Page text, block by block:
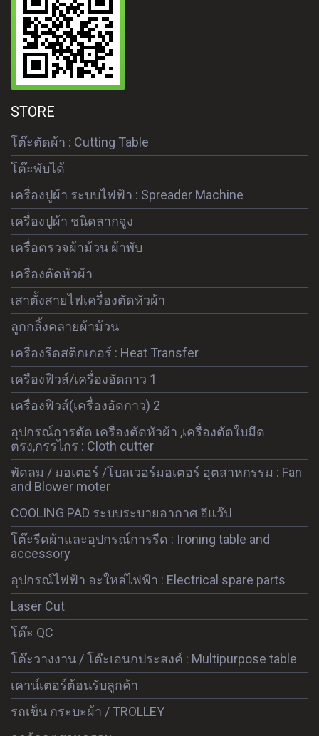
STORE
โต๊ะตัดผ้า : Cutting Table
โต๊ะพับได้
เครื่องปูผ้า ระบบไฟฟ้า : Spreader Machine
เครื่องปูผ้า ชนิดลากจูง
เครื่อตรวจผ้าม้วน ผ้าพับ
เครื่องตัดหัวผ้า
เสาตั้งสายไฟเครื่องตัดหัวผ้า
ลูกกลิ้งคลายผ้าม้วน
เครื่องรีดสติกเกอร์ : Heat Transfer
เครืองฟิวส์/เครื่องอัดกาว 1
เครื่องฟิวส์(เครื่องอัดกาว) 2
อุปกรณ์การตัด เครื่องตัดหัวผ้า ,เครื่องตัดใบมีด
ตรง,กรรไกร : Cloth cutter
พัดลม / มอเตอร์ /โบลเวอร์มอเตอร์ อุตสาหกรรม : Fan
and Blower moter
COOLING PAD ระบบระบายอากาศ อีแว๊ป
โต๊ะรีดผ้าและอุปกรณ์การรีด : Ironing table and
accessory
อุปกรณ์ไฟฟ้า อะใหล่ไฟฟ้า : Electrical spare parts
Laser Cut
โต๊ะ QC
โต๊ะวางงาน / โต๊ะเอนกประสงค์ : Multipurpose table
เคาน์เตอร์ต้อนรับลูกค้า
รถเข็น กระบะผ้า / TROLLEY